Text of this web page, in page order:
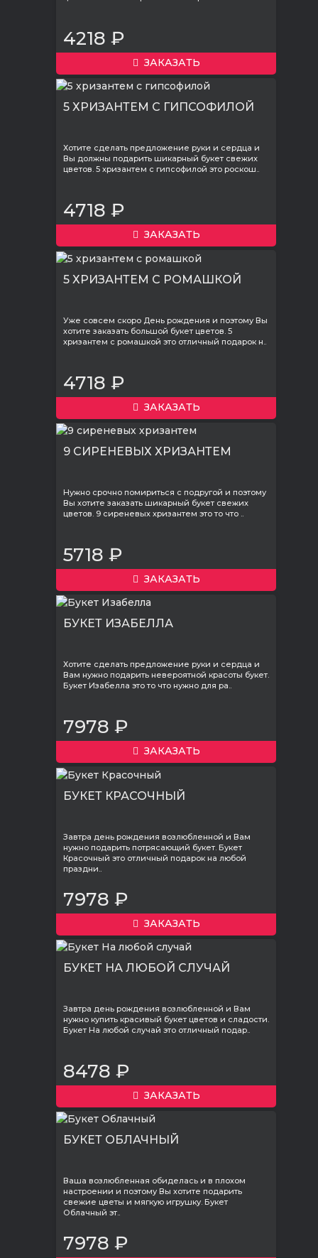
4218 ₽
ЗАКАЗАТЬ
5 ХРИЗАНТЕМ С ГИПСОФИЛОЙ
Хотите сделать предложение руки и сердца и
Вы должны подарить шикарный букет свежих
цветов. 5 хризантем с гипсофилой это роскош..
4718 ₽
ЗАКАЗАТЬ
5 ХРИЗАНТЕМ С РОМАШКОЙ
Уже совсем скоро День рождения и поэтому Вы
хотите заказать большой букет цветов. 5
хризантем с ромашкой это отличный подарок н..
4718 ₽
ЗАКАЗАТЬ
9 СИРЕНЕВЫХ ХРИЗАНТЕМ
Нужно срочно помириться с подругой и поэтому
Вы хотите заказать шикарный букет свежих
цветов. 9 сиреневых хризантем это то что ..
5718 ₽
ЗАКАЗАТЬ
БУКЕТ ИЗАБЕЛЛА
Хотите сделать предложение руки и сердца и
Вам нужно подарить невероятной красоты букет.
Букет Изабелла это то что нужно для ра..
7978 ₽
ЗАКАЗАТЬ
БУКЕТ КРАСОЧНЫЙ
Завтра день рождения возлюбленной и Вам
нужно подарить потрясающий букет. Букет
Красочный это отличный подарок на любой
праздни..
7978 ₽
ЗАКАЗАТЬ
БУКЕТ НА ЛЮБОЙ СЛУЧАЙ
Завтра день рождения возлюбленной и Вам
нужно купить красивый букет цветов и сладости.
Букет На любой случай это отличный подар..
8478 ₽
ЗАКАЗАТЬ
БУКЕТ ОБЛАЧНЫЙ
Ваша возлюбленная обиделась и в плохом
настроении и поэтому Вы хотите подарить
свежие цветы и мягкую игрушку. Букет
Облачный эт..
7978 ₽